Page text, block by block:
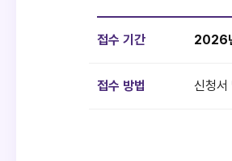
접수 기간 2026
접수 방법 신청서